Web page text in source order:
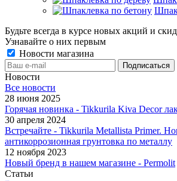
Будьте всегда в курсе новых акций и
Узнавайте о них первым
Новости магазина
Новости
Все новости
28 июня 2025
Горячая новинка - Tikkurila Kiva Decor
30 апреля 2024
Встречайте - Tikkurila Metallista Primer.
антикоррозионная грунтовка по металлу
12 ноября 2023
Новый бренд в нашем магазине - Permolit
Статьи